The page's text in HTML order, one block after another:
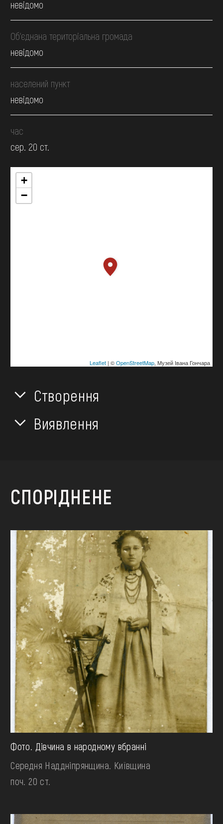
невідомо
Об’єднана територіальна громада
невідомо
населений пункт
невідомо
час
сер. 20 ст.
+
−
Leaflet| ©OpenStreetMap, Музей Івана Гончара
Створення
Виявлення
СПОРІДНЕНЕ
Фото. Дівчина в народному вбранні
Середня Наддніпрянщина. Київщина
поч. 20 ст.